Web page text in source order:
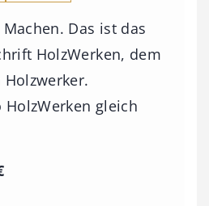
Das ist das
HolzWerken, dem
gleich
P